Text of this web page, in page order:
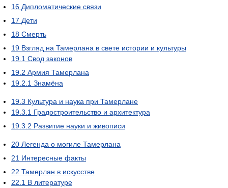
16 Дипломатические связи
17 Дети
18 Смерть
19 Взгляд на Тамерлана в свете истории и культуры
19.1 Свод законов
19.2 Армия Тамерлана
19.2.1 Знамёна
19.3 Культура и наука при Тамерлане
19.3.1 Градостроительство и архитектура
19.3.2 Развитие науки и живописи
20 Легенда о могиле Тамерлана
21 Интересные факты
22 Тамерлан в искусстве
22.1 В литературе